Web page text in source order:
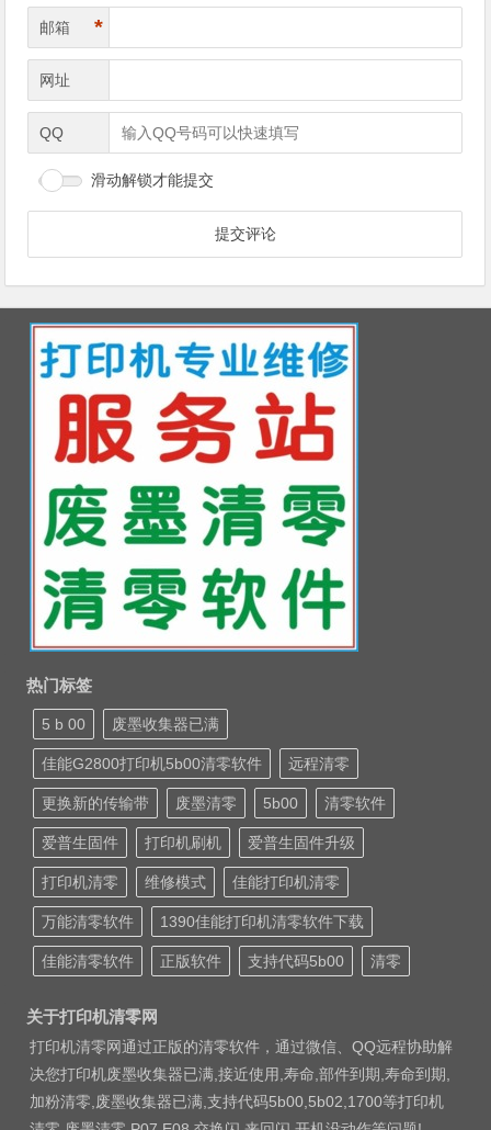
邮箱 *
网址
QQ
滑动解锁才能提交
热门标签
5 b 00 废墨收集器已满
佳能G2800打印机5b00清零软件 远程清零
更换新的传输带 废墨清零 5b00 清零软件
爱普生固件 打印机刷机 爱普生固件升级
打印机清零 维修模式 佳能打印机清零
万能清零软件 1390佳能打印机清零软件下载
佳能清零软件 正版软件 支持代码5b00 清零
关于打印机清零网
打印机清零网通过正版的清零软件，通过微信、QQ远程协助解
决您打印机废墨收集器已满,接近使用,寿命,部件到期,寿命到期,
加粉清零,废墨收集器已满,支持代码5b00,5b02,1700等打印机